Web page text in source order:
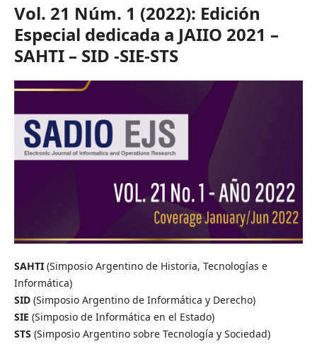
Vol. 21 Núm. 1 (2022): Edición
Especial dedicada a JAIIO 2021 –
SAHTI – SID -SIE-STS
SAHTI(Simposio Argentino de Historia, Tecnologías e
Informática)
SID(Simposio Argentino de Informática y Derecho)
SIE (Simposio de Informática en el Estado)
STS (Simposio Argentino sobre Tecnología y Sociedad)